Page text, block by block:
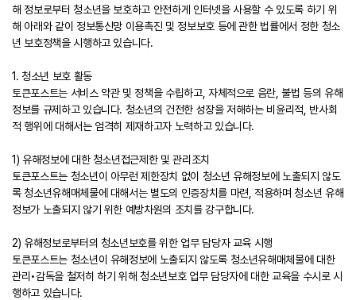
해 정보로부터 청소년을 보호하고 안전하게 인터넷을 사용할 수 있도록 하기 위
해 아래와 같이 정보통신망 이용촉진 및 정보보호 등에 관한 법률에서 정한 청소
년 보호정책을 시행하고 있습니다.
1. 청소년 보호 활동
토큰포스트는 서비스 약관 및 정책을 수립하고, 자체적으로 음란, 불법 등의 유해
정보를 규제하고 있습니다. 청소년의 건전한 성장을 저해하는 비윤리적, 반사회
적 행위에 대해서는 엄격히 제재하고자 노력하고 있습니다.
1) 유해정보에 대한 청소년접근제한 및 관리조치
토큰포스트는 청소년이 아무런 제한장치 없이 청소년 유해정보에 노출되지 않도
록 청소년유해매체물에 대해서는 별도의 인증장치를 마련, 적용하며 청소년 유해
정보가 노출되지 않기 위한 예방차원의 조치를 강구합니다.
2) 유해정보로부터의 청소년보호를 위한 업무 담당자 교육 시행
토큰포스트는 청소년이 유해정보에 노출되지 않도록 청소년유해매체물에 대한
관리•감독을 철저히 하기 위해 청소년보호 업무 담당자에 대한 교육을 수시로 시
행하고 있습니다.